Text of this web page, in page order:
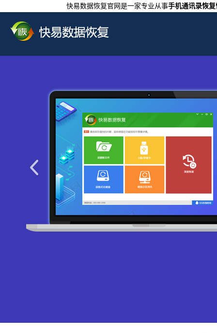
快易数据恢复官网是一家专业从事手机通讯录恢